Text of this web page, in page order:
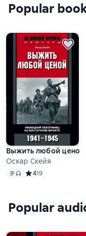
Popular
Выжить любой
Оскар Скейя
Text, audio format available
Средний рейтинг 4
419
Popular